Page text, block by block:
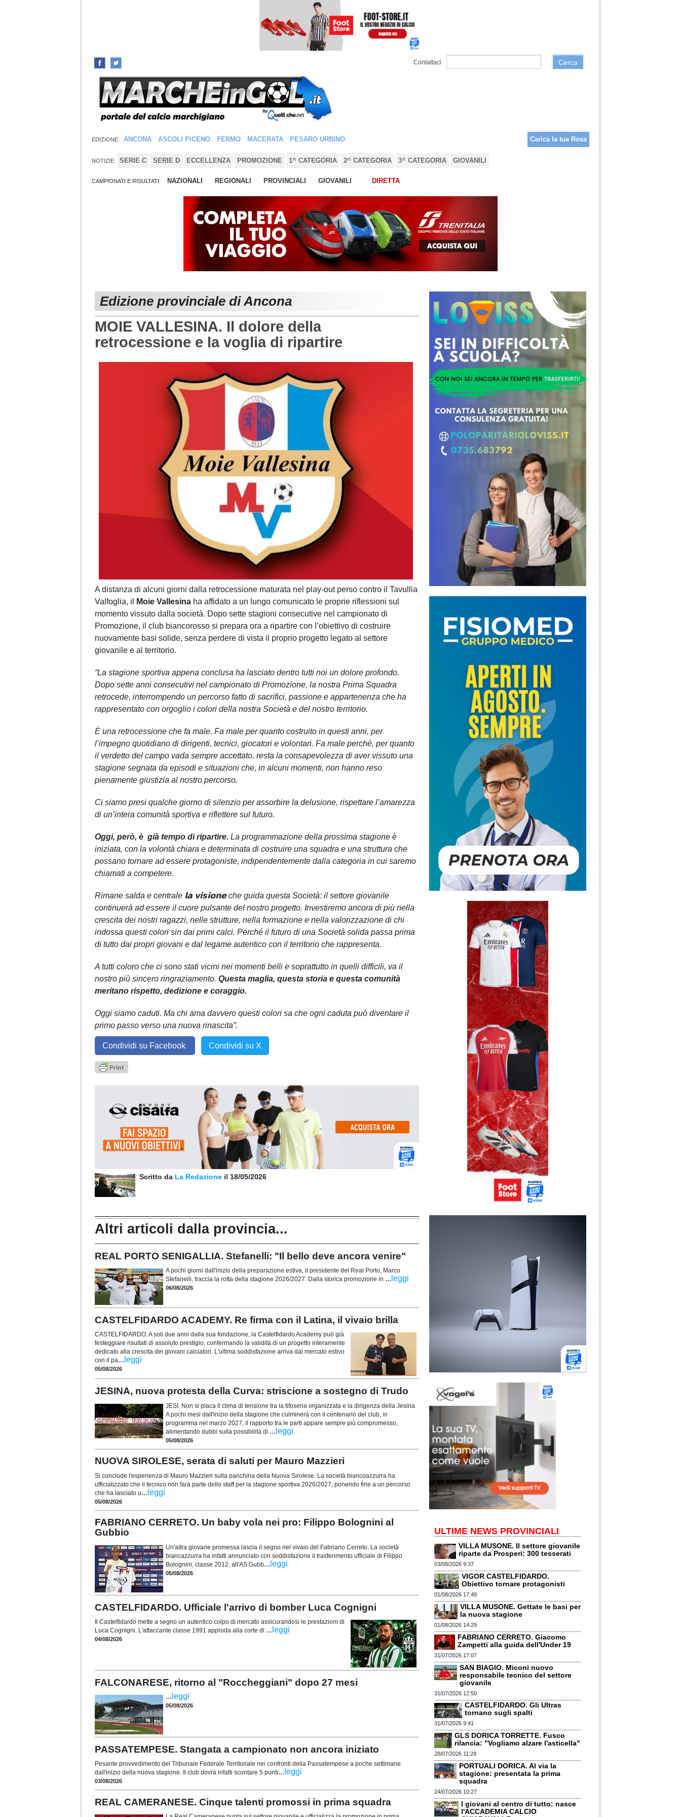
Contattaci Cerca
EDIZIONE: ANCONA ASCOLI PICENO FERMO MACERATA PESARO URBINO Carica la tua Rosa
NOTIZIE: SERIE C SERIE D ECCELLENZA PROMOZIONE 1^ CATEGORIA 2^ CATEGORIA 3^ CATEGORIA GIOVANILI
CAMPIONATI E RISULTATI: NAZIONALI REGIONALI PROVINCIALI GIOVANILI DIRETTA
Edizione provinciale di Ancona
MOIE VALLESINA. Il dolore della
retrocessione e la voglia di ripartire
A distanza di alcuni giorni dalla retrocessione maturata nel play-out perso contro il Tavullia
Valfoglia, il
Moie Vallesina ha affidato a un lungo comunicato le proprie riflessioni sul
momento vissuto dalla società. Dopo sette stagioni consecutive nel campionato di
Promozione, il club biancorosso si prepara ora a ripartire con l’obiettivo di costruire
nuovamente basi solide, senza perdere di vista il proprio progetto legato al settore
giovanile e al territorio.
“La stagione sportiva appena conclusa ha lasciato dentro tutti noi un dolore profondo.
Dopo sette anni consecutivi nel campionato di Promozione, la nostra Prima Squadra
retrocede, interrompendo un percorso fatto di sacrifici, passione e appartenenza che ha
rappresentato con orgoglio i colori della nostra Società e del nostro territorio.
È una retrocessione che fa male. Fa male per quanto costruito in questi anni, per
l’impegno quotidiano di dirigenti, tecnici, giocatori e volontari. Fa male perché, per quanto
il verdetto del campo vada sempre accettato, resta la consapevolezza di aver vissuto una
stagione segnata da episodi e situazioni che, in alcuni momenti, non hanno reso
pienamente giustizia al nostro percorso.
Ci siamo presi qualche giorno di silenzio per assorbire la delusione, rispettare l’amarezza
di un’intera comunità sportiva e riflettere sul futuro.
Oggi, però, è già tempo di ripartire. La programmazione della prossima stagione è
iniziata, con la volontà chiara e determinata di costruire una squadra e una struttura che
possano tornare ad essere protagoniste, indipendentemente dalla categoria in cui saremo
chiamati a competere.
Rimane salda e centrale 𝗹𝗮 𝘃𝗶𝘀𝗶𝗼𝗻𝗲 che guida questa Società: il settore giovanile
continuerà ad essere il cuore pulsante del nostro progetto. Investiremo ancora di più nella
crescita dei nostri ragazzi, nelle strutture, nella formazione e nella valorizzazione di chi
indossa questi colori sin dai primi calci. Perché il futuro di una Società solida passa prima
di tutto dai propri giovani e dal legame autentico con il territorio che rappresenta.
A tutti coloro che ci sono stati vicini nei momenti belli e soprattutto in quelli difficili, va il
nostro più sincero ringraziamento. Questa maglia, questa storia e questa comunità
meritano rispetto, dedizione e coraggio.
Oggi siamo caduti. Ma chi ama davvero questi colori sa che ogni caduta può diventare il
primo passo verso una nuova rinascita”.
Condividi su Facebook Condividi su X
Scritto da La Redazione il 18/05/2026
Altri articoli dalla provincia...
REAL PORTO SENIGALLIA. Stefanelli: "Il bello deve ancora venire"
A pochi giorni dall'inizio della preparazione estiva, il presidente del Real Porto, Marco
Stefanelli, traccia la rotta della stagione 2026/2027. Dalla storica promozione in ... leggi
06/08/2026
CASTELFIDARDO ACADEMY. Re firma con il Latina, il vivaio brilla
CASTELFIDARDO. A soli due anni dalla sua fondazione, la Castelfidardo Academy può già
festeggiare risultati di assoluto prestigio, confermando la validità di un progetto interamente
dedicato alla crescita dei giovani calciatori. L'ultima soddisfazione arriva dal mercato estivo
con il pa... leggi
05/08/2026
JESINA, nuova protesta della Curva: striscione a sostegno di Trudo
JESI. Non si placa il clima di tensione tra la tifoseria organizzata e la dirigenza della Jesina.
A pochi mesi dall'inizio della stagione che culminerà con il centenario del club, in
programma nel marzo 2027, il rapporto tra le parti appare sempre più compromesso,
alimentando dubbi sulla possibilità di ... leggi
05/08/2026
NUOVA SIROLESE, serata di saluti per Mauro Mazzieri
Si conclude l'esperienza di Mauro Mazzieri sulla panchina della Nuova Sirolese. La società biancoazzurra ha
ufficializzato che il tecnico non farà parte dello staff per la stagione sportiva 2026/2027, ponendo fine a un percorso
che ha lasciato u... leggi
05/08/2026
FABRIANO CERRETO. Un baby vola nei pro: Filippo Bolognini al
Gubbio
Un'altra giovane promessa lascia il segno nel vivaio del Fabriano Cerreto. La società
biancazzurra ha infatti annunciato con soddisfazione il trasferimento ufficiale di Filippo
Bolognini, classe 2012, all'AS Gubb... leggi
05/08/2026
CASTELFIDARDO. Ufficiale l'arrivo di bomber Luca Cognigni
Il Castelfidardo mette a segno un autentico colpo di mercato assicurandosi le prestazioni di
Luca Cognigni. L'attaccante classe 1991 approda alla corte di ... leggi
04/08/2026
FALCONARESE, ritorno al "Roccheggiani" dopo 27 mesi
... leggi
05/08/2026
PASSATEMPESE. Stangata a campionato non ancora iniziato
Pesante provvedimento del Tribunale Federale Territoriale nei confronti della Passatempese a poche settimane
dall'inizio della nuova stagione. Il club dovrà infatti scontare 5 punti... leggi
03/08/2026
REAL CAMERANESE. Cinque talenti promossi in prima squadra
ULTIME NEWS PROVINCIALI
VILLA MUSONE. Il settore giovanile
riparte da Prosperi: 300 tesserati
03/08/2026 9:37
VIGOR CASTELFIDARDO.
Obiettivo tornare protagonisti
01/08/2026 17:49
VILLA MUSONE. Gettate le basi per
la nuova stagione
01/08/2026 14:29
FABRIANO CERRETO. Giacomo
Zampetti alla guida dell'Under 19
31/07/2026 17:07
SAN BIAGIO. Miconi nuovo
responsabile tecnico del settore
giovanile
31/07/2026 12:50
CASTELFIDARDO. Gli Ultras
tornano sugli spalti
31/07/2026 9:41
GLS DORICA TORRETTE. Fusco
rilancia: "Vogliamo alzare l'asticella"
28/07/2026 11:28
PORTUALI DORICA. Al via la
stagione: presentata la prima
squadra
24/07/2026 10:27
I giovani al centro di tutto: nasce
l'ACCADEMIA CALCIO